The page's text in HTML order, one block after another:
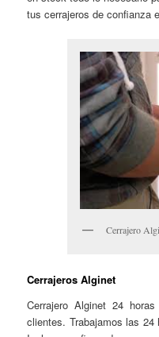
tus cerrajeros de confianza
Cerrajero
Cerrajeros Alginet
Cerrajero Alginet 24
clientes. Trabajamos las